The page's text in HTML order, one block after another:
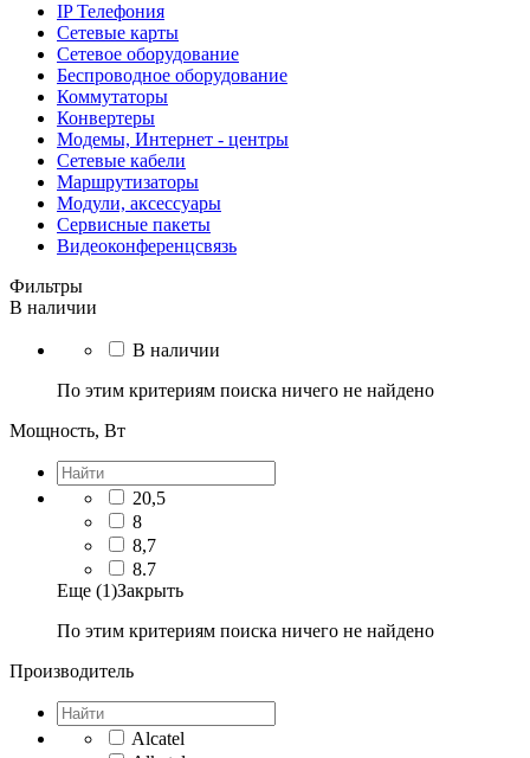
IP Телефония
Сетевые карты
Сетевое оборудование
Беспроводное оборудование
Коммутаторы
Конвертеры
Модемы, Интернет - центры
Сетевые кабели
Маршрутизаторы
Модули, аксессуары
Сервисные пакеты
Видеоконференцсвязь
Фильтры
В наличии
В наличии
По этим критериям поиска ничего не найдено
Мощность, Вт
20,5
8
8,7
8.7
Еще (1)Закрыть
По этим критериям поиска ничего не найдено
Производитель
Alcatel